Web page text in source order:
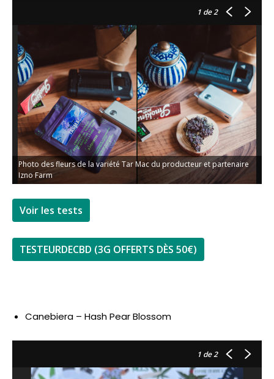
1 de 2
Photo des fleurs de la variété Tar Mac du producteur et partenaire
Izno Farm
Voir les tests
TESTEURDECBD (3G OFFERTS DÈS 50€)
Canebiera – Hash Pear Blossom
1 de 2